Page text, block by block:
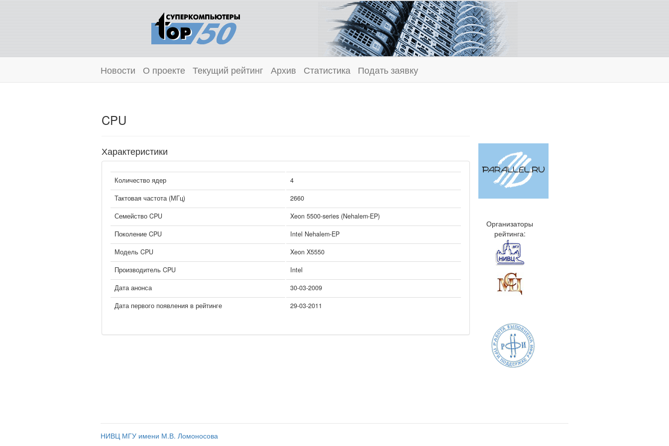
Новости О проекте Текущий рейтинг Архив Статистика Подать заявку
CPU
Характеристики
Количество ядер
4
Тактовая частота (МГц)
2660
Семейство CPU
Xeon 5500-series (Nehalem-EP)
Поколение CPU
Intel Nehalem-EP
Модель CPU
Xeon X5550
Производитель CPU
Intel
Дата анонса
30-03-2009
Дата первого появления в рейтинге
29-03-2011
Организаторы
рейтинга:
НИВЦ МГУ имени М.В. Ломоносова